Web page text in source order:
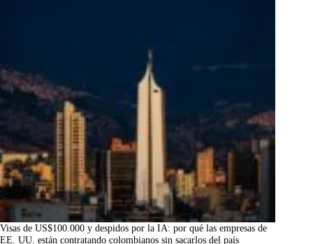
Visas de US$100.000 y despidos por la IA: por qué las empresas de
EE. UU. están contratando colombianos sin sacarlos del país